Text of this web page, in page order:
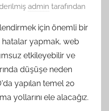
admin tarafından
için önemli bir
hatalar yapmak, web
etkileyebilir ve
düşüşe neden
yapılan temel 20
yollarını ele alacağız.